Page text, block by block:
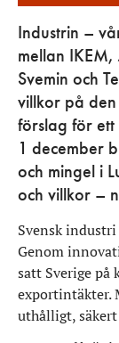
Industrin –
mellan IKEM,
Svemin och
villkor på
förslag för ett
1 december
och mingel i
och villkor –
Svensk
Genom
satt Sverige på
exportintäkter.
uthålligt,